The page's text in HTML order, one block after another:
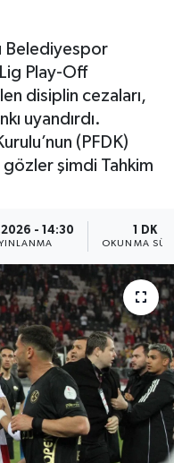
Belediyespor
Play-Off
disiplin cezaları,
uyandırdı.
(PFDK)
gözler şimdi Tahkim
- 14:30 1 DK
OKUNMA